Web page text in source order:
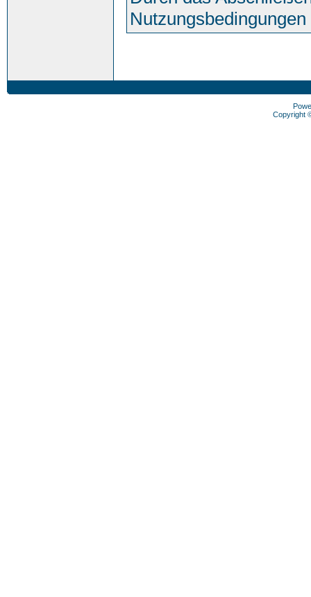
Nutzungsbedingungen
Copyright